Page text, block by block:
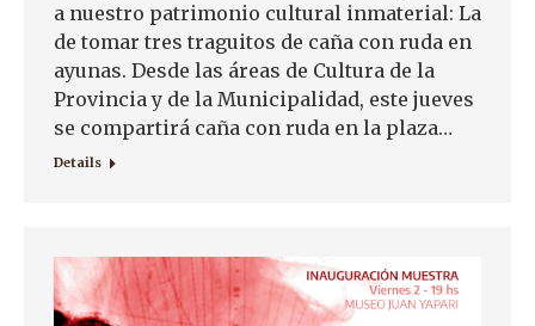
a nuestro patrimonio cultural inmaterial: La
de tomar tres traguitos de caña con ruda en
ayunas. Desde las áreas de Cultura de la
Provincia y de la Municipalidad, este jueves
se compartirá caña con ruda en la plaza…
Details